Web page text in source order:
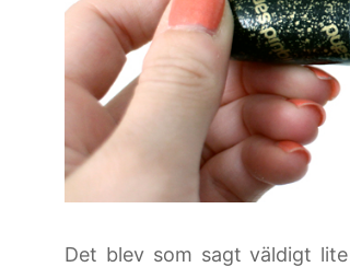
Det blev som sagt väldigt